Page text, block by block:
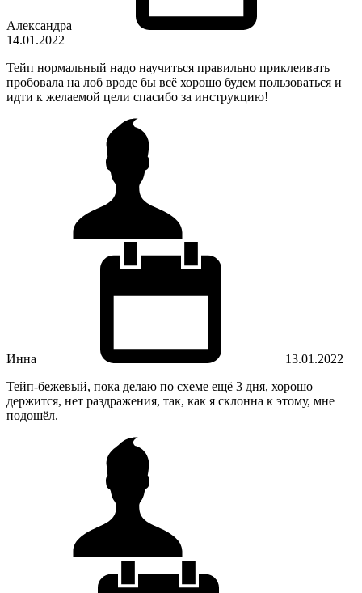
Александра
14.01.2022
Тейп нормальный надо научиться правильно приклеивать
пробовала на лоб вроде бы всё хорошо будем пользоваться и
идти к желаемой цели спасибо за инструкцию!
Инна
13.01.2022
Тейп-бежевый, пока делаю по схеме ещё 3 дня, хорошо
держится, нет раздражения, так, как я склонна к этому, мне
подошёл.